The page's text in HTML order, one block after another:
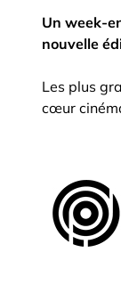
Un week-
nouvelle
Les plus
cœur